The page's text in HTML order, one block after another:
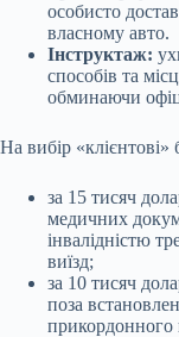
особисто
власному авто.
Інструктаж:
способів та
обминаючи
На вибір
за 15 тисяч
медичних
інвалідністю
виїзд;
за 10 тисяч
поза
прикордонного